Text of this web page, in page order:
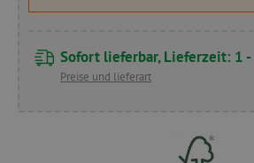
Sofort lieferbar, Lieferzeit: 1 -
Preise und lieferart